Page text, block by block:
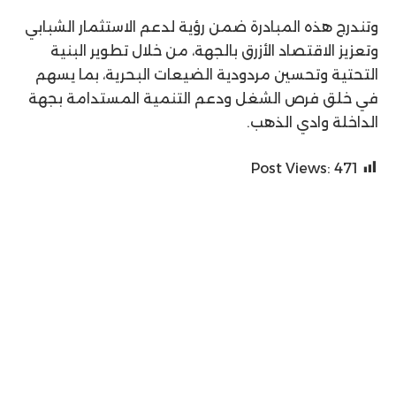
وتندرج هذه المبادرة ضمن رؤية لدعم الاستثمار الشبابي
وتعزيز الاقتصاد الأزرق بالجهة، من خلال تطوير البنية
التحتية وتحسين مردودية الضيعات البحرية، بما يسهم
في خلق فرص الشغل ودعم التنمية المستدامة بجهة
الداخلة وادي الذهب.
Post Views: 471